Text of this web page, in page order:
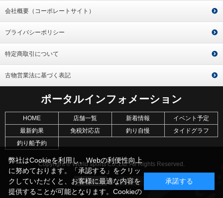
会社概要（コーポレートサイト）
プライバシーポリシー
特定商取引について
古物営業法に基づく表記
ポータルインフォメーション
HOME 店舗一覧 新着情報
イベント予定
最新釣果
免税対応店 釣り自慢
タイドグラフ
釣り船予約
Copyright © World sports Co.,Ltd. All Rights Reserved.
弊社はCookieを利用し、Webの利便性向上
に努めております。「承認する」をクリッ
クしていただくと、お客様に最適な内容を
提供することが可能となります。Cookieの
承諾する